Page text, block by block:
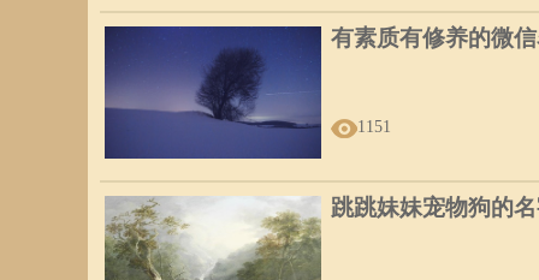
有素质有修养的微
1151
跳跳妹妹宠物狗的